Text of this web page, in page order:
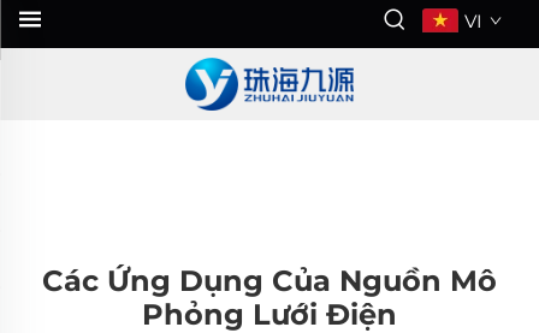
VI
Các Ứng Dụng Của Nguồn Mô
Phỏng Lưới Điện